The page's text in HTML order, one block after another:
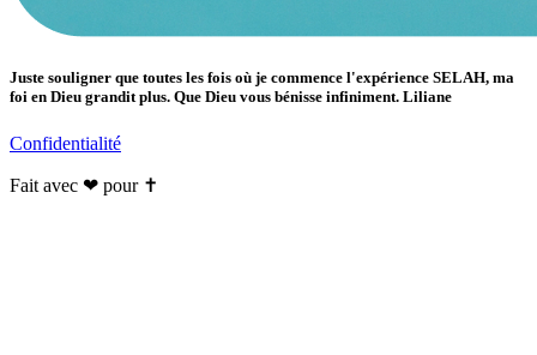
Juste souligner que toutes les fois où je commence l'expérience SELAH, ma
foi en Dieu grandit plus. Que Dieu vous bénisse infiniment. Liliane
Confidentialité
Fait avec ❤ pour ✝️️